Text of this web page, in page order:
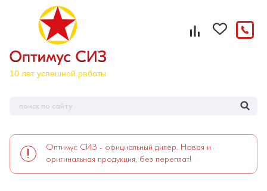
Оптимус СИЗ - официальный дилер. Новая и
оригинальная продукция, без переплат!